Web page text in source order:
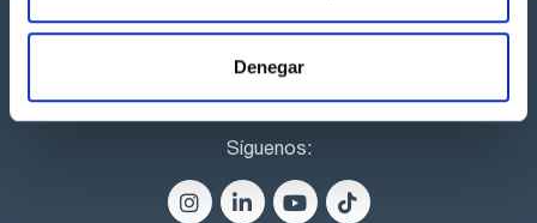
Denegar
Síguenos: